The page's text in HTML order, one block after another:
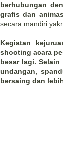
berhubungan
grafis dan
secara mandiri
Kegiatan
shooting acara
besar lagi. Selain
undangan,
bersaing dan